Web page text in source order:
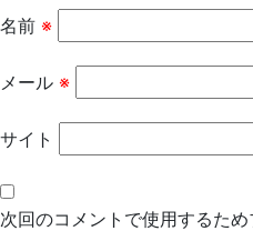
名前 ※
メール ※
サイト
次回のコメントで使用するた